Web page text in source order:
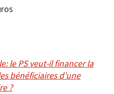
le PS veut-il financer la
bénéficiaires d’une
?